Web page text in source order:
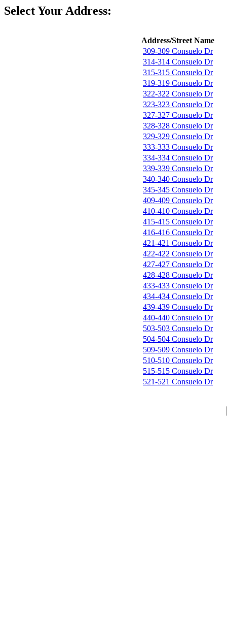
Select Your Address:
Address/Street Name
309-309 Consuelo Dr
314-314 Consuelo Dr
315-315 Consuelo Dr
319-319 Consuelo Dr
322-322 Consuelo Dr
323-323 Consuelo Dr
327-327 Consuelo Dr
328-328 Consuelo Dr
329-329 Consuelo Dr
333-333 Consuelo Dr
334-334 Consuelo Dr
339-339 Consuelo Dr
340-340 Consuelo Dr
345-345 Consuelo Dr
409-409 Consuelo Dr
410-410 Consuelo Dr
415-415 Consuelo Dr
416-416 Consuelo Dr
421-421 Consuelo Dr
422-422 Consuelo Dr
427-427 Consuelo Dr
428-428 Consuelo Dr
433-433 Consuelo Dr
434-434 Consuelo Dr
439-439 Consuelo Dr
440-440 Consuelo Dr
503-503 Consuelo Dr
504-504 Consuelo Dr
509-509 Consuelo Dr
510-510 Consuelo Dr
515-515 Consuelo Dr
521-521 Consuelo Dr